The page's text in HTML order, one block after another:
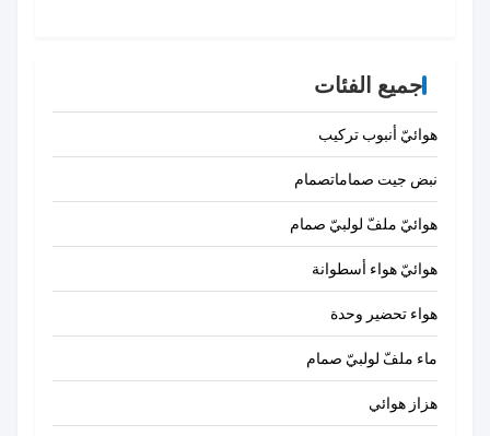
جميع الفئات
هوائيّ أنبوب تركيب
نبض جيت صماماتصمام
هوائيّ ملفّ لولبيّ صمام
هوائيّ هواء أسطوانة
هواء تحضير وحدة
ماء ملفّ لولبيّ صمام
هزاز هوائي